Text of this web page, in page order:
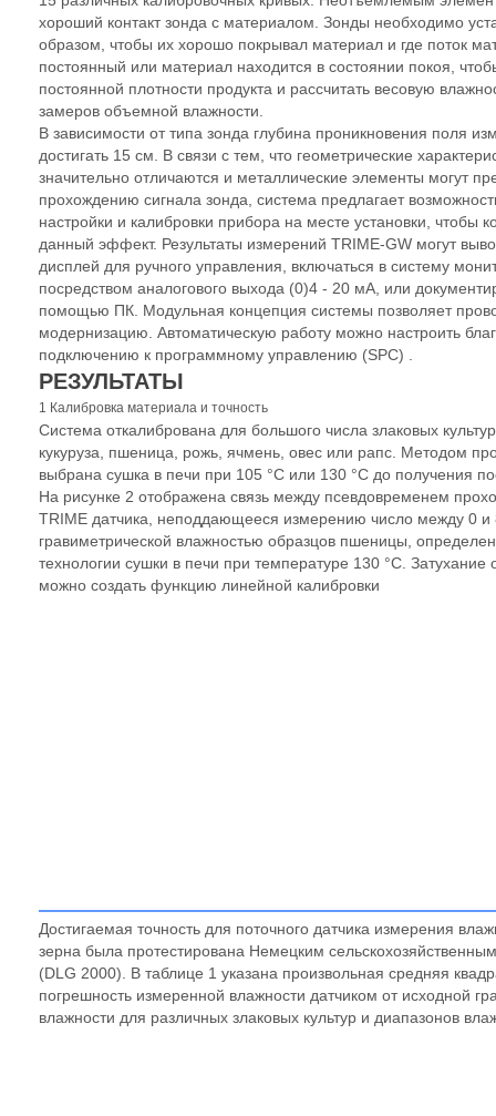
хороший контакт зонда с материалом. Зонды необходимо
образом, чтобы их хорошо покрывал материал и где поток
постоянный или материал находится в состоянии покоя,
постоянной плотности продукта и рассчитать весовую
замеров объемной влажности.
В зависимости от типа зонда глубина проникновения поля
достигать 15 см. В связи с тем, что геометрические
значительно отличаются и металлические элементы могут
прохождению сигнала зонда, система предлагает
настройки и калибровки прибора на месте установки, чтобы
данный эффект. Результаты измерений TRIME-GW могут
дисплей для ручного управления, включаться в систему
посредством аналогового выхода (0)4 - 20 мА, или
помощью ПК. Модульная концепция системы позволяет
модернизацию. Автоматическую работу можно настроить
подключению к программному управлению (SPC) .
РЕЗУЛЬТАТЫ
1 Калибровка материала и точность
Система откалибрована для большого числа злаковых
кукуруза, пшеница, рожь, ячмень, овес или рапс. Методом
выбрана сушка в печи при 105 °C или 130 °C до получения
На рисунке 2 отображена связь между псевдовременем
TRIME датчика, неподдающееся измерению число между 0 и
гравиметрической влажностью образцов пшеницы,
технологии сушки в печи при температуре 130 °C. Затухание
можно создать функцию линейной калибровки
Достигаемая точность для поточного датчика измерения
зерна была протестирована Немецким
(DLG 2000). В таблице 1 указана произвольная средняя
погрешность измеренной влажности датчиком от исходной
влажности для различных злаковых культур и диапазонов